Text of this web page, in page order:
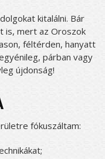
kitalálni. Bár
is, mert az Oroszok
féltérden, hanyatt
párban vagy
újdonság!
fókuszáltam: